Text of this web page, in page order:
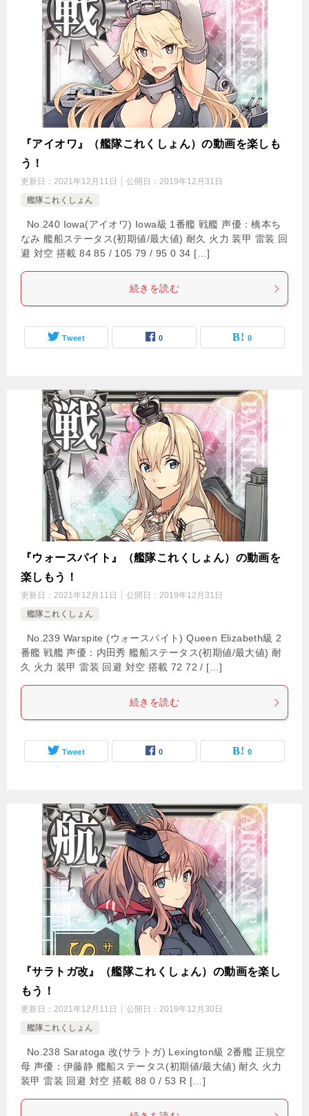
『アイオワ』（艦隊これくしょん）の動画を楽しも
う！
更新日： 2021年12月11日 公開日： 2019年12月31日
艦隊これくしょん
No.240 Iowa(アイオワ) Iowa級 1番艦 戦艦 声優：橋本ち
なみ 艦船ステータス(初期値/最大値) 耐久 火力 装甲 雷装 回
避 対空 搭載 84 85 / 105 79 / 95 0 34 […]
続きを読む
Tweet 0 0
『ウォースパイト』（艦隊これくしょん）の動画を
楽しもう！
更新日： 2021年12月11日 公開日： 2019年12月31日
艦隊これくしょん
No.239 Warspite (ウォースパイト) Queen Elizabeth級 2
番艦 戦艦 声優：内田秀 艦船ステータス(初期値/最大値) 耐
久 火力 装甲 雷装 回避 対空 搭載 72 72 / […]
続きを読む
Tweet 0 0
『サラトガ改』（艦隊これくしょん）の動画を楽し
もう！
更新日： 2021年12月11日 公開日： 2019年12月30日
艦隊これくしょん
No.238 Saratoga 改(サラトガ) Lexington級 2番艦 正規空
母 声優：伊藤静 艦船ステータス(初期値/最大値) 耐久 火力
装甲 雷装 回避 対空 搭載 88 0 / 53 R […]